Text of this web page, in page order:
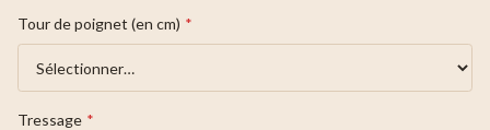
Tour de poignet (en cm) *
Tressage *